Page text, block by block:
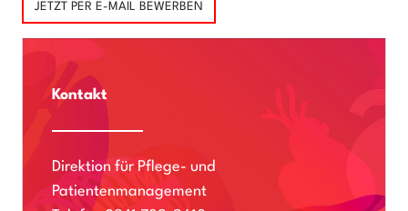
JETZT PER E-MAIL BEWERBEN
Kontakt
Direktion für Pflege- und
Patientenmanagement